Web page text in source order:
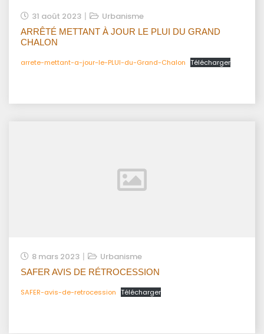
31 août 2023 Urbanisme
ARRÊTÉ METTANT À JOUR LE PLUI DU GRAND
CHALON
arrete-mettant-a-jour-le-PLUI-du-Grand-Chalon Télécharger
8 mars 2023 Urbanisme
SAFER AVIS DE RÉTROCESSION
SAFER-avis-de-retrocession Télécharger